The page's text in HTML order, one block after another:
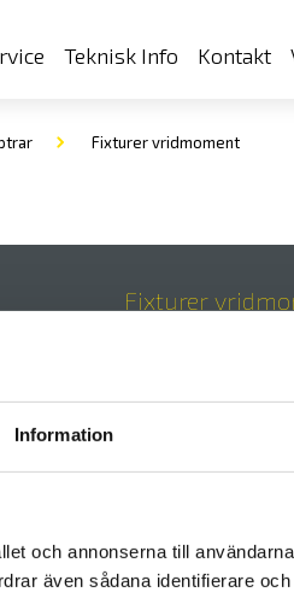
Information
och annonserna till
även sådana identifierare
Teknisk Info Kontakt
Fixturer vridmoment
Fixturer